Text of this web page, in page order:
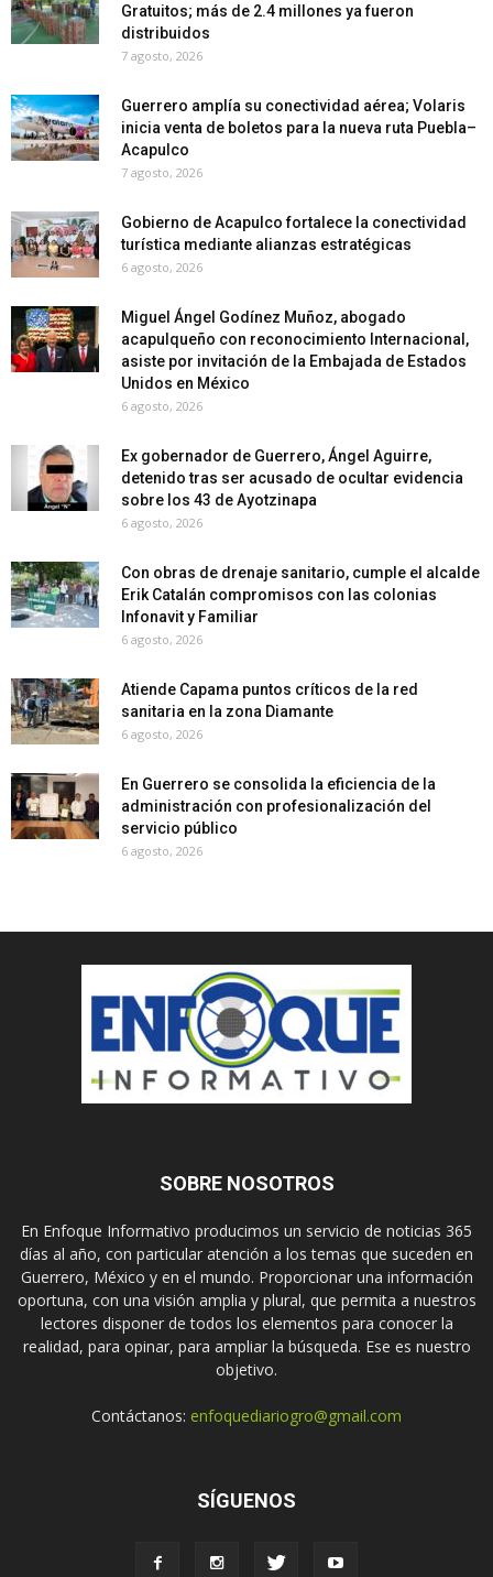
Gratuitos; más de 2.4 millones ya fueron
distribuidos
7 agosto, 2026
Guerrero amplía su conectividad aérea; Volaris
inicia venta de boletos para la nueva ruta Puebla–
Acapulco
7 agosto, 2026
Gobierno de Acapulco fortalece la conectividad
turística mediante alianzas estratégicas
6 agosto, 2026
Miguel Ángel Godínez Muñoz, abogado
acapulqueño con reconocimiento Internacional,
asiste por invitación de la Embajada de Estados
Unidos en México
6 agosto, 2026
Ex gobernador de Guerrero, Ángel Aguirre,
detenido tras ser acusado de ocultar evidencia
sobre los 43 de Ayotzinapa
6 agosto, 2026
Con obras de drenaje sanitario, cumple el alcalde
Erik Catalán compromisos con las colonias
Infonavit y Familiar
6 agosto, 2026
Atiende Capama puntos críticos de la red
sanitaria en la zona Diamante
6 agosto, 2026
En Guerrero se consolida la eficiencia de la
administración con profesionalización del
servicio público
6 agosto, 2026
SOBRE NOSOTROS
En Enfoque Informativo producimos un servicio de noticias 365
días al año, con particular atención a los temas que suceden en
Guerrero, México y en el mundo. Proporcionar una información
oportuna, con una visión amplia y plural, que permita a nuestros
lectores disponer de todos los elementos para conocer la
realidad, para opinar, para ampliar la búsqueda. Ese es nuestro
objetivo.
Contáctanos: enfoquediariogro@gmail.com
SÍGUENOS